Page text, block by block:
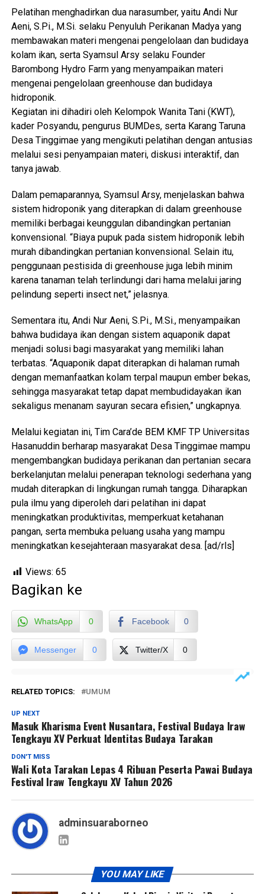
Pelatihan menghadirkan dua narasumber, yaitu Andi Nur
Aeni, S.Pi., M.Si. selaku Penyuluh Perikanan Madya yang
membawakan materi mengenai pengelolaan dan budidaya
kolam ikan, serta Syamsul Arsy selaku Founder
Barombong Hydro Farm yang menyampaikan materi
mengenai pengelolaan greenhouse dan budidaya
hidroponik.
Kegiatan ini dihadiri oleh Kelompok Wanita Tani (KWT),
kader Posyandu, pengurus BUMDes, serta Karang Taruna
Desa Tinggimae yang mengikuti pelatihan dengan antusias
melalui sesi penyampaian materi, diskusi interaktif, dan
tanya jawab.
Dalam pemaparannya, Syamsul Arsy, menjelaskan bahwa
sistem hidroponik yang diterapkan di dalam greenhouse
memiliki berbagai keunggulan dibandingkan pertanian
konvensional. “Biaya pupuk pada sistem hidroponik lebih
murah dibandingkan pertanian konvensional. Selain itu,
penggunaan pestisida di greenhouse juga lebih minim
karena tanaman telah terlindungi dari hama melalui jaring
pelindung seperti insect net,” jelasnya.
Sementara itu, Andi Nur Aeni, S.Pi., M.Si., menyampaikan
bahwa budidaya ikan dengan sistem aquaponik dapat
menjadi solusi bagi masyarakat yang memiliki lahan
terbatas. “Aquaponik dapat diterapkan di halaman rumah
dengan memanfaatkan kolam terpal maupun ember bekas,
sehingga masyarakat tetap dapat membudidayakan ikan
sekaligus menanam sayuran secara efisien,” ungkapnya.
Melalui kegiatan ini, Tim Cara’de BEM KMF TP Universitas
Hasanuddin berharap masyarakat Desa Tinggimae mampu
mengembangkan budidaya perikanan dan pertanian secara
berkelanjutan melalui penerapan teknologi sederhana yang
mudah diterapkan di lingkungan rumah tangga. Diharapkan
pula ilmu yang diperoleh dari pelatihan ini dapat
meningkatkan produktivitas, memperkuat ketahanan
pangan, serta membuka peluang usaha yang mampu
meningkatkan kesejahteraan masyarakat desa. [ad/rls]
Views: 65
Bagikan ke
WhatsApp 0 Facebook 0
Messenger 0 Twitter/X 0
RELATED TOPICS: UMUM
UP NEXT
Masuk Kharisma Event Nusantara, Festival Budaya Iraw
Tengkayu XV Perkuat Identitas Budaya Tarakan
DON'T MISS
Wali Kota Tarakan Lepas 4 Ribuan Peserta Pawai Budaya
Festival Iraw Tengkayu XV Tahun 2026
adminsuaraborneo
YOU MAY LIKE